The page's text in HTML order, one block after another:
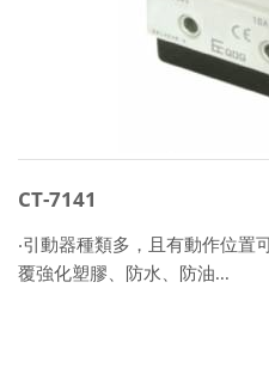
CT-7141
‧引動器種類多，且有動作位置
覆強化塑膠、防水、防油...